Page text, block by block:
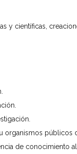
y científicas,
organismos públicos
de conocimiento